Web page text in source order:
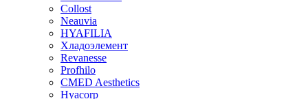
Collost
Neauvia
HYAFILIA
Хладоэлемент
Revanesse
Profhilo
CMED Aesthetics
Hyacorp